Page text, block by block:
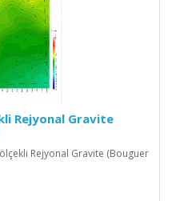
Rejyonal Gravite
Rejyonal Gravite (Bouguer